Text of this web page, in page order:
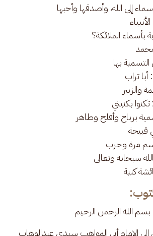
إلى الله، وأصدقها وأحبها
الملائكة؟
بها
تراب
والزبير
بكنيتي
برباح وأفلح وطاهر
قبيحة
مرة وحرب
سبحانه وتعالى
كنية
بسم الله الرحمن الرحيم
الإمام أبي المواهب سيدي عبدالوهاب